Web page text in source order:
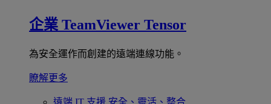
企業 TeamViewer Tensor
為安全運作而創建的遠端連線功能。
瞭解更多
遠端 IT 支援 安全、靈活、整合